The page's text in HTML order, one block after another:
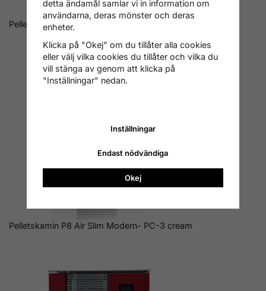
Pelletskamin P8 Air Slim Modern- Glass Design 2
Pelletskamin P8 Air Slim Modern- PC-3 cream
detta ändamål samlar vi in information om
användarna, deras mönster och deras
enheter.
Klicka på "Okej" om du tillåter alla cookies
eller välj vilka cookies du tillåter och vilka du
vill stänga av genom att klicka på
"Inställningar" nedan.
Inställningar
Endast nödvändiga
Okej